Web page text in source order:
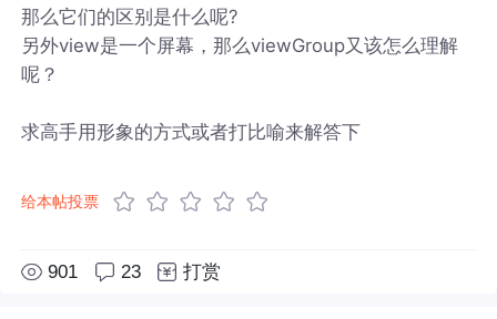
那么它们的区别是什么呢?
另外view是一个屏幕，那么viewGroup又该怎么理解
呢？
求高手用形象的方式或者打比喻来解答下
给本帖投票
901 23 打赏